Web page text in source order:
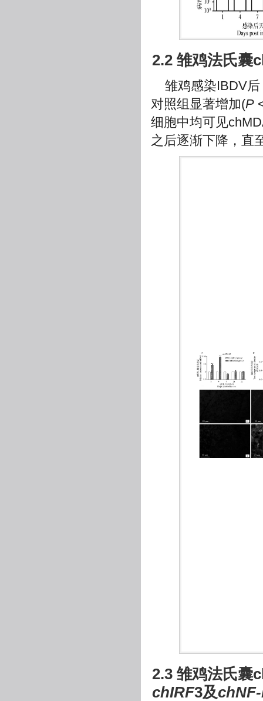
2.2 雏鸡法氏囊
雏鸡感染IBDV
对照组显著增加(P
细胞中均可见
之后逐渐下降，直
2.3 雏鸡法氏囊
chIRF3及